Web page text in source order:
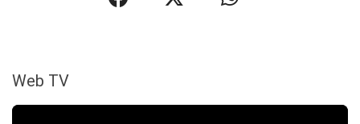
Web TV